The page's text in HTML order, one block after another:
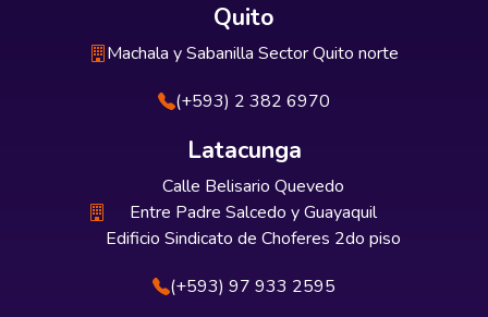
Quito
Machala y Sabanilla Sector Quito norte
(+593) 2 382 6970
Latacunga
Calle Belisario Quevedo
Entre Padre Salcedo y Guayaquil
Edificio Sindicato de Choferes 2do piso
(+593) 97 933 2595